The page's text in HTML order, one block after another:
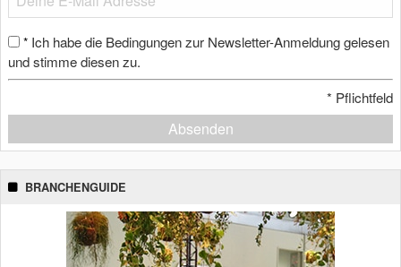
* Ich habe die Bedingungen zur Newsletter-Anmeldung gelesen
und stimme diesen zu.
* Pflichtfeld
Absenden
BRANCHENGUIDE